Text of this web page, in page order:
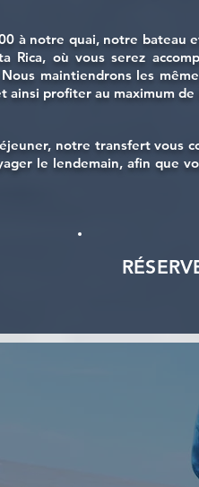
à notre quai, notre bateau
Rica, où vous serez
maintiendrons les
ainsi profiter au maximum
notre transfert vous
le lendemain, afin que